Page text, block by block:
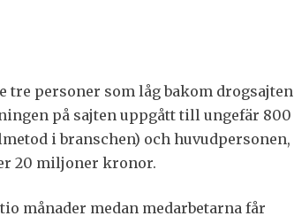
tre personer som låg bakom drogsajten
på sajten uppgått till ungefär 800
i branschen) och huvudpersonen,
20 miljoner kronor.
månader medan medarbetarna får